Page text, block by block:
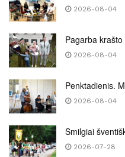
2026-08-04
Pagarba
2026-08-04
Penktadienis.
2026-08-04
Smilgiai
2026-07-28